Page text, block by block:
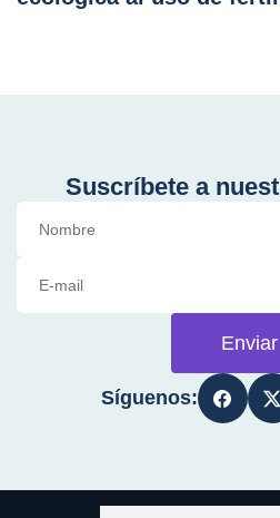
Suscríbete a
Enviar
Síguenos: